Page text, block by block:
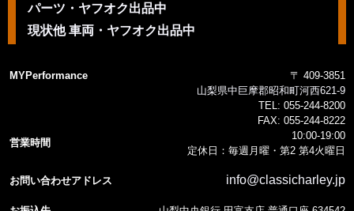
パーツ・ヤフオク出品中
現状他 車両・ヤフオク出品中
MYPerformance
〒 409-3851
山梨県中巨摩郡昭和町河西621-9
TEL: 055-244-8200
FAX: 055-244-8222
営業時間
10:00-19:00
定休日：毎週月曜・第2 第4火曜日
お問い合わせアドレス info@classicharley.jp